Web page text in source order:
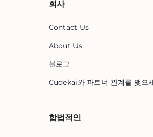
회사
Contact Us
About Us
블로그
Cudekai와 파트너 관계를 맺으
합법적인